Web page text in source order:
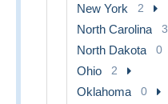
New York 2
North Carolina 3
North Dakota 0
Ohio 2
Oklahoma 0